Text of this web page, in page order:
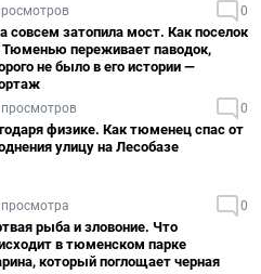
0
совсем затопила мост. Как поселок
Тюменью переживает паводок,
не было в его истории —
0
физике. Как тюменец спас от
улицу на Лесобазе
0
рыба и зловоние. Что
в тюменском парке
который поглощает черная